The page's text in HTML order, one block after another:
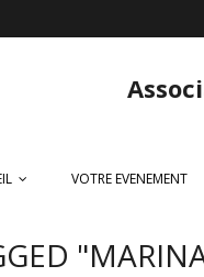
VOTRE EVENEMENT